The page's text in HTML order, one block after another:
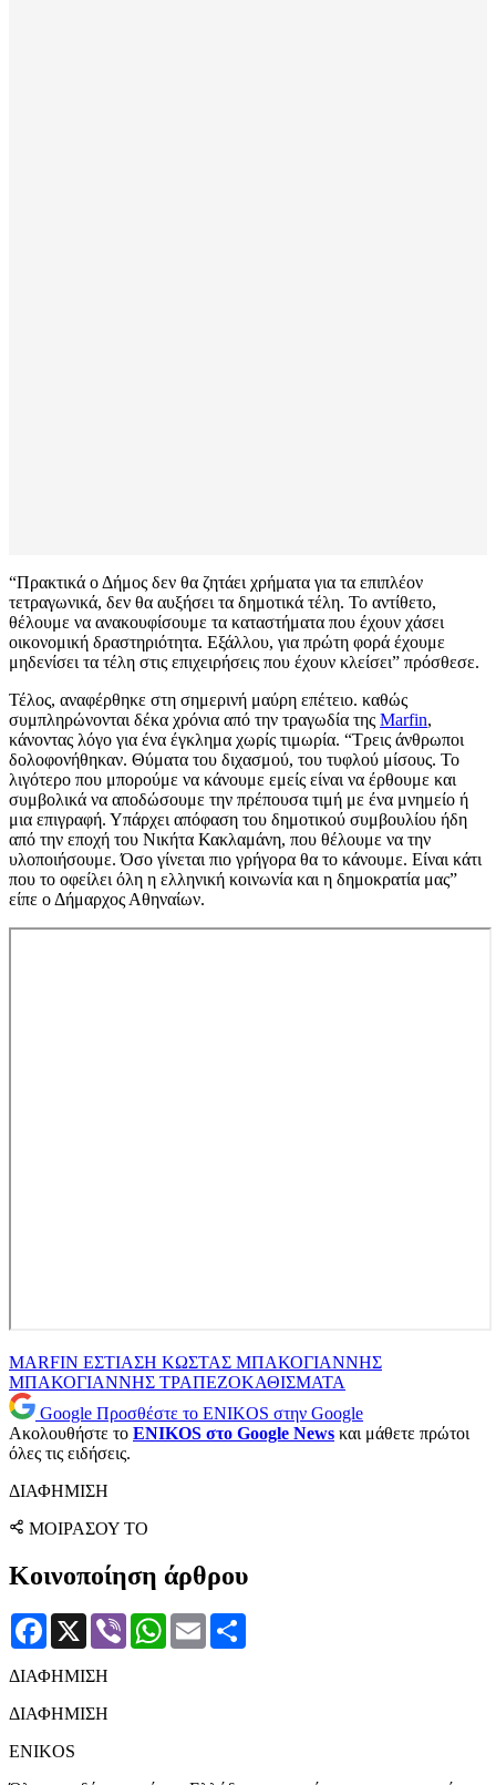
“Πρακτικά ο Δήμος δεν θα ζητάει χρήματα για τα επιπλέον
τετραγωνικά, δεν θα αυξήσει τα δημοτικά τέλη. Το αντίθετο,
θέλουμε να ανακουφίσουμε τα καταστήματα που έχουν χάσει
οικονομική δραστηριότητα. Εξάλλου, για πρώτη φορά έχουμε
μηδενίσει τα τέλη στις επιχειρήσεις που έχουν κλείσει” πρόσθεσε.
Τέλος, αναφέρθηκε στη σημερινή μαύρη επέτειο. καθώς
συμπληρώνονται δέκα χρόνια από την τραγωδία της Marfin,
κάνοντας λόγο για ένα έγκλημα χωρίς τιμωρία. “Τρεις άνθρωποι
δολοφονήθηκαν. Θύματα του διχασμού, του τυφλού μίσους. Το
λιγότερο που μπορούμε να κάνουμε εμείς είναι να έρθουμε και
συμβολικά να αποδώσουμε την πρέπουσα τιμή με ένα μνημείο ή
μια επιγραφή. Υπάρχει απόφαση του δημοτικού συμβουλίου ήδη
από την εποχή του Νικήτα Κακλαμάνη, που θέλουμε να την
υλοποιήσουμε. Όσο γίνεται πιο γρήγορα θα το κάνουμε. Είναι κάτι
που το οφείλει όλη η ελληνική κοινωνία και η δημοκρατία μας”
είπε ο Δήμαρχος Αθηναίων.
MARFIN ΕΣΤΙΑΣΗ ΚΩΣΤΑΣ ΜΠΑΚΟΓΙΑΝΝΗΣ
ΜΠΑΚΟΓΙΑΝΝΗΣ ΤΡΑΠΕΖΟΚΑΘΙΣΜΑΤΑ
Google Προσθέστε το ENIKOS στην Google
Ακολουθήστε το ENIKOS στο Google News και μάθετε πρώτοι
όλες τις ειδήσεις.
ΔΙΑΦΗΜΙΣΗ
ΜΟΙΡΑΣΟΥ ΤΟ
Κοινοποίηση άρθρου
Facebook
X Viber WhatsApp
Email
ΔΙΑΦΗΜΙΣΗ
ΔΙΑΦΗΜΙΣΗ
ENIKOS